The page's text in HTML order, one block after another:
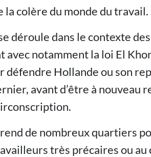
colère du monde du travail.
déroule dans le contexte
avec notamment la loi El
défendre Hollande ou son
avant d’être à nouveau
de nombreux quartiers
très précaires ou au